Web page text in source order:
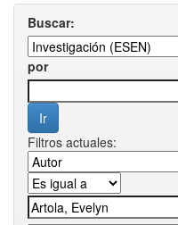
Buscar:
por
Filtros actuales: